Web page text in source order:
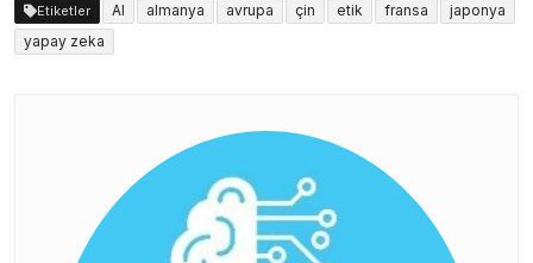
Etiketler AI almanya avrupa çin etik fransa
japonya
yapay zeka